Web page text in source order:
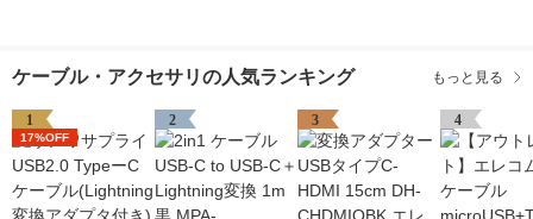
ケーブル・アクセサリの人気ランキング もっと見る
1
17%OFF
2 3 4